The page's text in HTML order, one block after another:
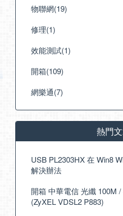
物聯網(19)
修理(1)
效能測試(1)
開箱(109)
網樂通(7)
熱門
USB PL2303HX 在 Win8
解決辦法
開箱 中華電信 光纖 100M
(ZyXEL VDSL2 P883)